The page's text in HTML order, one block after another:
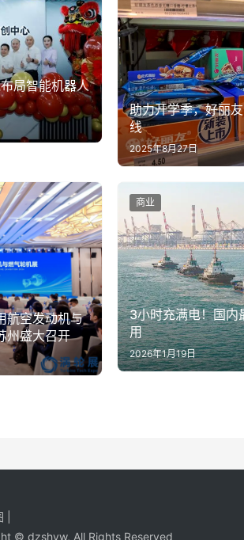
局智能机器人
助力开学季，好丽
线
2025年8月27日
航空发动机与
州盛大召开
3小时充满电！国内
用
2026年1月19日
商业
© dzshyw, All Rights Reserved